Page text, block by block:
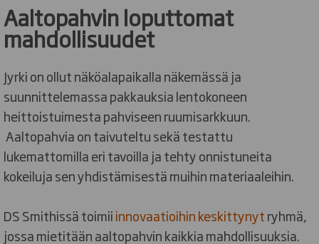
Aaltopahvin loputtomat
mahdollisuudet
Jyrki on ollut näköalapaikalla näkemässä ja
suunnittelemassa pakkauksia lentokoneen
heittoistuimesta pahviseen ruumisarkkuun.
Aaltopahvia on taivuteltu sekä testattu
lukemattomilla eri tavoilla ja tehty onnistuneita
kokeiluja sen yhdistämisestä muihin materiaaleihin.
DS Smithissä toimiiinnovaatioihin keskittynytryhmä,
jossa mietitään aaltopahvin kaikkia mahdollisuuksia.